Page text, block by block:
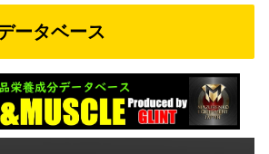
ータベース